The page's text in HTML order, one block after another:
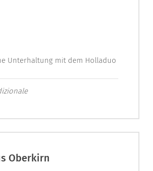
Unterhaltung mit dem Holladuo
Oberkirn